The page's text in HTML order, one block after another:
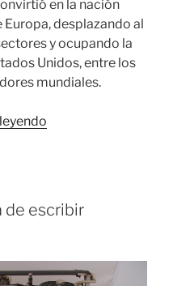
en la nación
desplazando al
y ocupando la
Unidos, entre los
mundiales.
«Bijou,
escribir
de escribir